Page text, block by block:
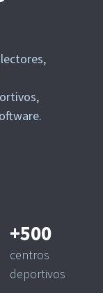
+500
centros
deportivos